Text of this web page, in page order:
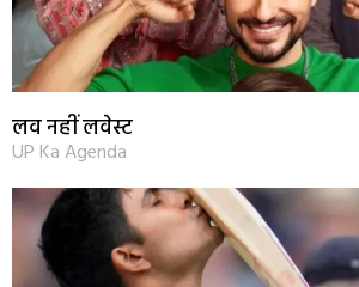
लव नहीं लवेस्ट
UP Ka Agenda